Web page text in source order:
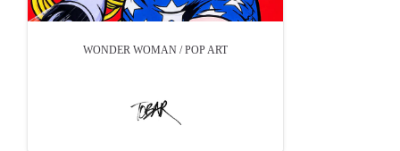
WONDER WOMAN / POP ART